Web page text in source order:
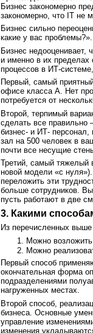
Бизнес закономерно
закономерно, что IT не
Бизнес сильно
какие у вас
Бизнес
и именно в их пределах
процессов в ИТ-
Первый, самый
офисе класса А. Нет
потребуется от
Второй, терпимый
сделать все правильно
бизнес- и ИТ- персонал,
зал на 500 человек в
почти все несущие
Третий, самый тяжелый
новой модели «с
переложить эти
больше сотрудников.
пусть работают в две
3. Какими
Из перечисленных выше
Можно
Можно
Первый способ
окончательная форма
подразделениями
нагруженных местах.
Второй способ,
бизнеса. Основные
управление
изменения